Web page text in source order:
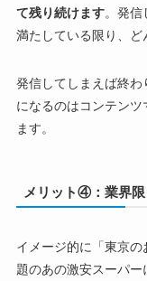
て残り続けます。発信
満たしている限り、ど
発信してしまえば終
になるのはコンテン
ます。
メリット④：業界
イメージ的に「東京
題のあの激安スーパ